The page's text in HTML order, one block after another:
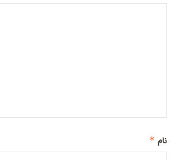
نام *